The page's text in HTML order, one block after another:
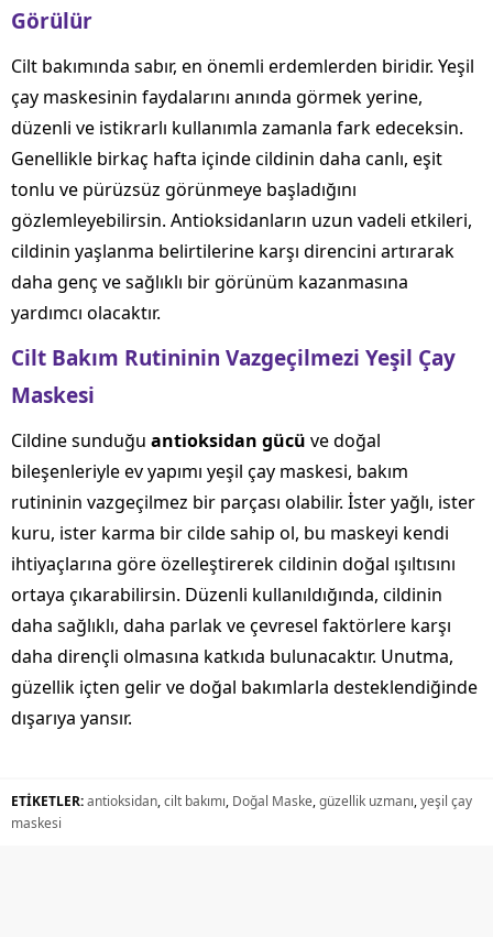
Görülür
Cilt bakımında sabır, en önemli erdemlerden biridir. Yeşil
çay maskesinin faydalarını anında görmek yerine,
düzenli ve istikrarlı kullanımla zamanla fark edeceksin.
Genellikle birkaç hafta içinde cildinin daha canlı, eşit
tonlu ve pürüzsüz görünmeye başladığını
gözlemleyebilirsin. Antioksidanların uzun vadeli etkileri,
cildinin yaşlanma belirtilerine karşı direncini artırarak
daha genç ve sağlıklı bir görünüm kazanmasına
yardımcı olacaktır.
Cilt Bakım Rutininin Vazgeçilmezi Yeşil Çay
Maskesi
Cildine sunduğu antioksidan gücü ve doğal
bileşenleriyle ev yapımı yeşil çay maskesi, bakım
rutininin vazgeçilmez bir parçası olabilir. İster yağlı, ister
kuru, ister karma bir cilde sahip ol, bu maskeyi kendi
ihtiyaçlarına göre özelleştirerek cildinin doğal ışıltısını
ortaya çıkarabilirsin. Düzenli kullanıldığında, cildinin
daha sağlıklı, daha parlak ve çevresel faktörlere karşı
daha dirençli olmasına katkıda bulunacaktır. Unutma,
güzellik içten gelir ve doğal bakımlarla desteklendiğinde
dışarıya yansır.
ETİKETLER:antioksidan,cilt bakımı, Doğal Maske,güzellik uzmanı,yeşil çay
maskesi